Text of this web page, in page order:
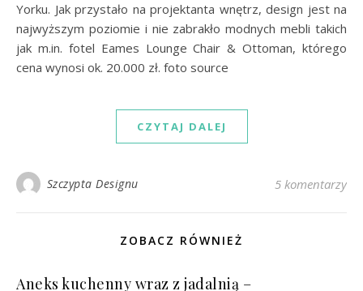
Yorku. Jak przystało na projektanta wnętrz, design jest na
najwyższym poziomie i nie zabrakło modnych mebli takich
jak m.in. fotel Eames Lounge Chair & Ottoman, którego
cena wynosi ok. 20.000 zł. foto source
CZYTAJ DALEJ
Szczypta Designu 5 komentarzy
ZOBACZ RÓWNIEŻ
Aneks kuchenny wraz z jadalnią –